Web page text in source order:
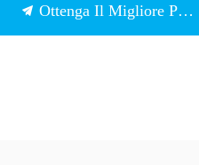
Ottenga Il Migliore